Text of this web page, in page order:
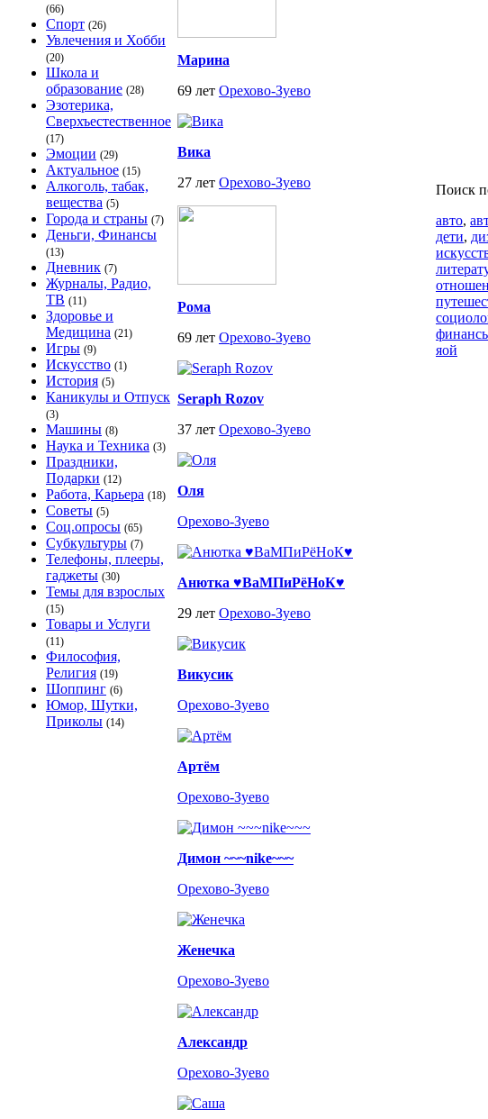
(66)
Спорт (26)
Увлечения и Хобби
(20)
Школа и
образование (28)
Эзотерика,
Сверхъестественное
(17)
Эмоции (29)
Актуальное (15)
Алкоголь, табак,
вещества (5)
Города и страны (7)
Деньги, Финансы
(13)
Дневник (7)
Журналы, Радио,
ТВ (11)
Здоровье и
Медицина (21)
Игры (9)
Искусство (1)
История (5)
Каникулы и Отпуск
(3)
Машины (8)
Наука и Техника (3)
Праздники,
Подарки (12)
Работа, Карьера (18)
Советы (5)
Соц.опросы (65)
Субкультуры (7)
Телефоны, плееры,
гаджеты (30)
Темы для взрослых
(15)
Товары и Услуги
(11)
Философия,
Религия (19)
Шоппинг (6)
Юмор, Шутки,
Приколы (14)
Марина
69 лет Орехово-Зуево
Вика
27 лет Орехово-Зуево
Рома
69 лет Орехово-Зуево
Seraph Rozov
37 лет Орехово-Зуево
Оля
Орехово-Зуево
Анютка ♥ВаМПиРёНоК♥
29 лет Орехово-Зуево
Викусик
Орехово-Зуево
Артём
Орехово-Зуево
Димон ~~~nike~~~
Орехово-Зуево
Женечка
Орехово-Зуево
Александр
Орехово-Зуево
Поиск
авто,
дети,
яой